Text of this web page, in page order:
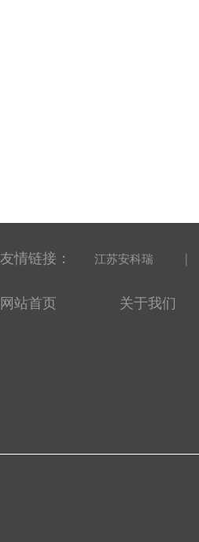
友情链接： 江苏安科瑞 |
网站首页 关于我们